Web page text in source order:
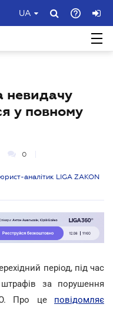
UA
невидачу
у повному
0
аналітик LIGA ZAKON
період, під час
за порушення
Про це повідомляє